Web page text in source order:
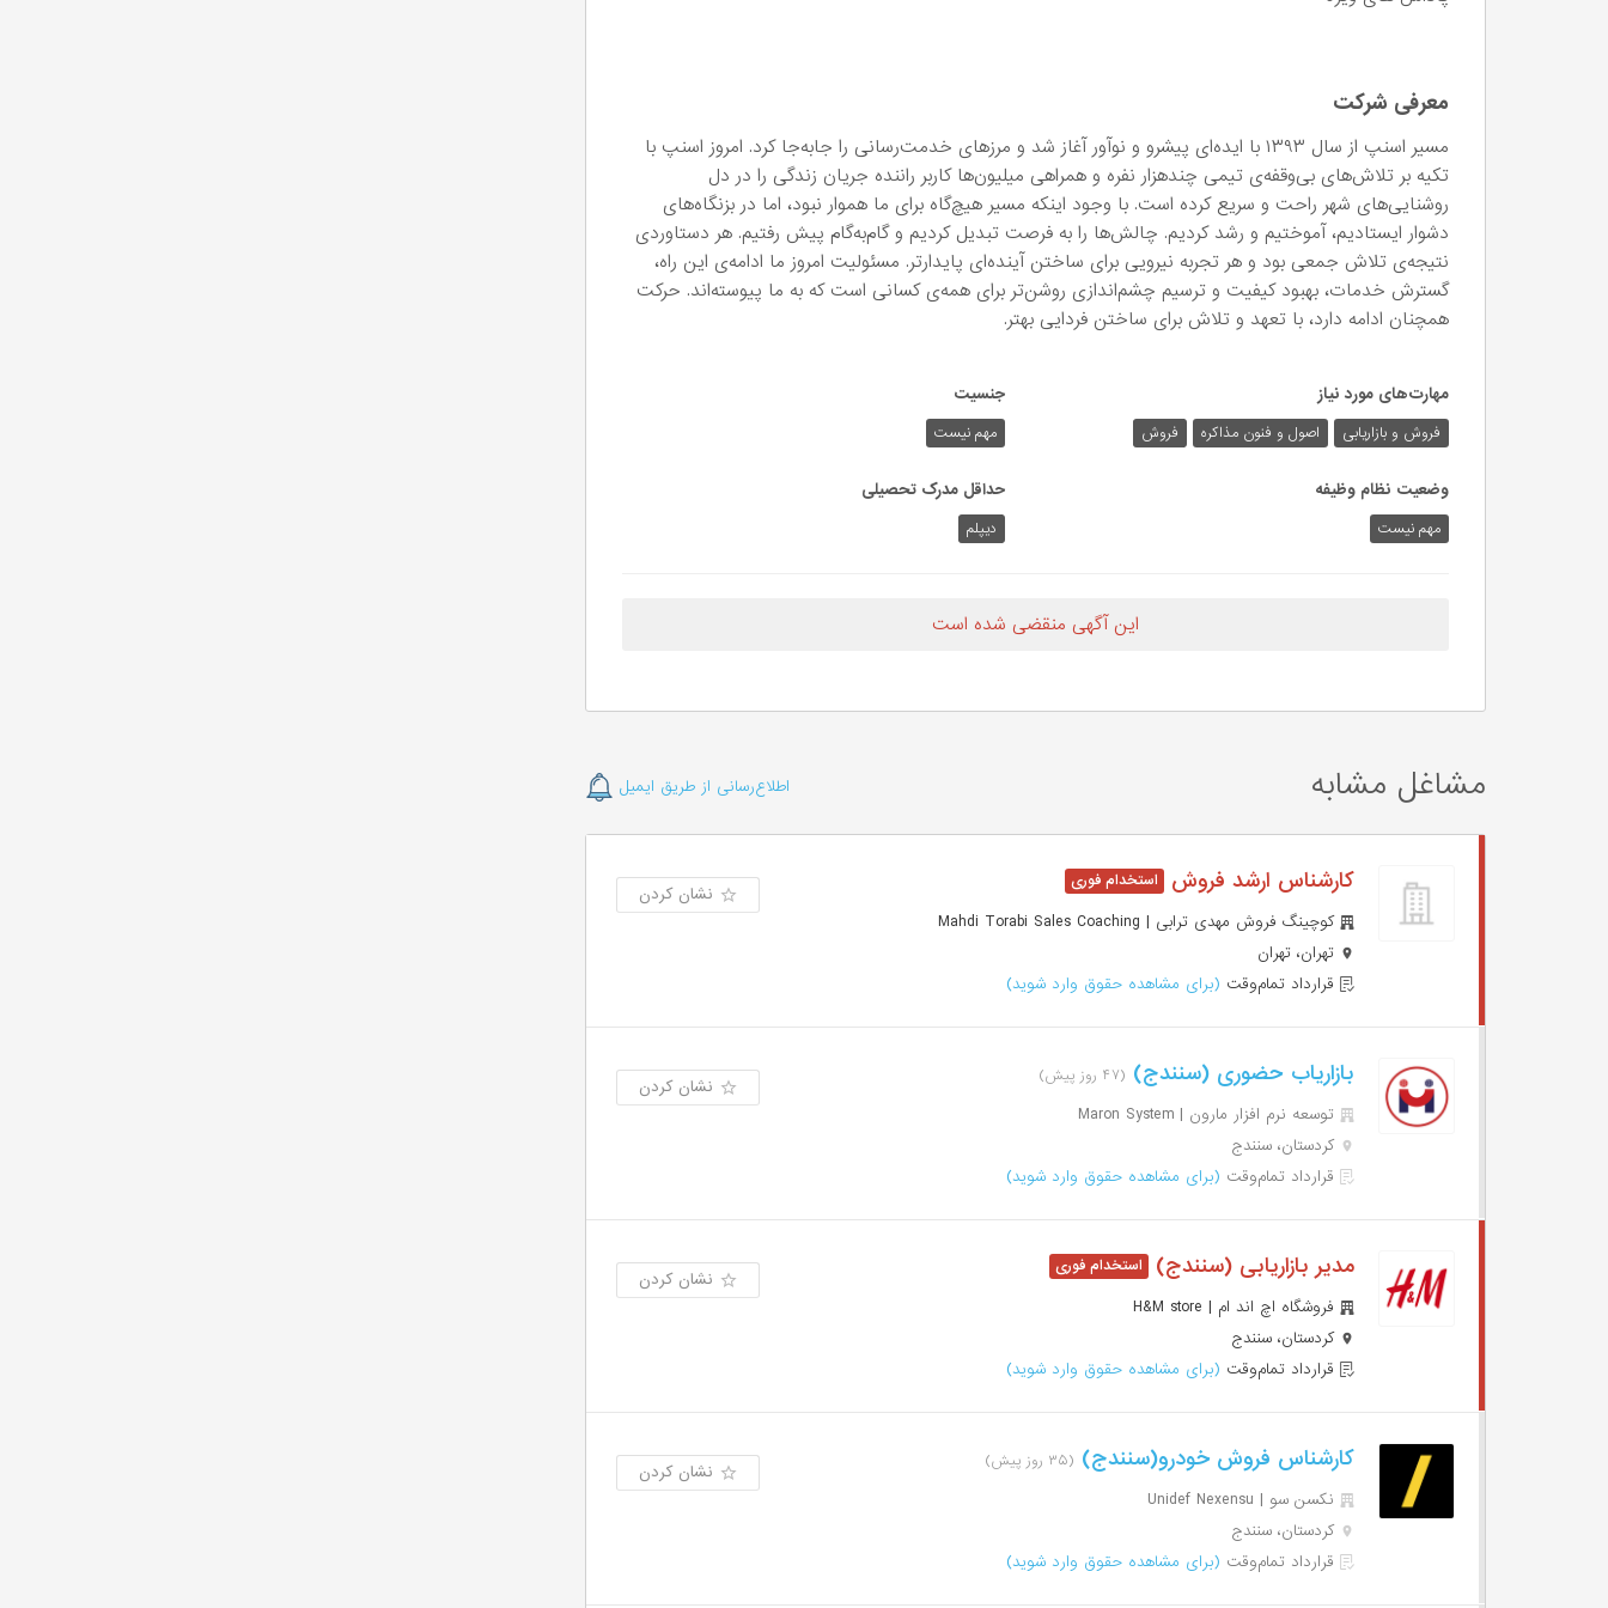
معرفی شرکت
مسیر اسنپ از سال ۱۳۹۳ با ایده‌ای پیشرو و نوآور آغاز شد و مرزهای خدمت‌رسانی را جابه‌جا کرد. امروز اسنپ با
تکیه بر تلاش‌های بی‌وقفه‌ی تیمی چندهزار نفره و همراهی میلیون‌ها کاربر راننده جریان زندگی را در دل
روشنایی‌های شهر راحت و سریع کرده است. با وجود اینکه مسیر هیچ‌گاه برای ما هموار نبود، اما در بزنگاه‌های
دشوار ایستادیم، آموختیم و رشد کردیم. چالش‌ها را به فرصت تبدیل کردیم و گام‌به‌گام پیش رفتیم. هر دستاوردی
نتیجه‌ی تلاش جمعی بود و هر تجربه نیرویی برای ساختن آینده‌ای پایدارتر. مسئولیت امروز ما ادامه‌ی این راه،
گسترش خدمات، بهبود کیفیت و ترسیم چشم‌اندازی روشن‌تر برای همه‌ی کسانی است که به ما پیوسته‌اند. حرکت
همچنان ادامه دارد، با تعهد و تلاش برای ساختن فردایی بهتر.
مهارت‌های مورد نیاز
فروش و بازاریابی اصول و فنون مذاکره فروش
جنسیت
مهم نیست
وضعیت نظام وظیفه
مهم‌ نیست
حداقل مدرک تحصیلی
دیپلم
این آگهی منقضی شده است
مشاغل مشابه اطلاع‌رسانی از طریق ایمیل
کارشناس ارشد فروش
کوچینگ فروش مهدی ترابی | Mahdi Torabi Sales Coaching
تهران، تهران
قرارداد تمام‌وقت (برای مشاهده حقوق وارد شوید)
نشان کردن
بازاریاب حضوری (سنندج) (۴۷ روز پیش)
توسعه نرم افزار مارون | Maron System
کردستان، سنندج
قرارداد تمام‌وقت (برای مشاهده حقوق وارد شوید)
نشان کردن
مدیر بازاریابی (سنندج)
فروشگاه اچ اند ام | H&M store
کردستان، سنندج
قرارداد تمام‌وقت (برای مشاهده حقوق وارد شوید)
نشان کردن
کارشناس فروش خودرو(سنندج) (۳۵ روز پیش)
نکسن سو | Unidef Nexensu
کردستان، سنندج
قرارداد تمام‌وقت (برای مشاهده حقوق وارد شوید)
نشان کردن